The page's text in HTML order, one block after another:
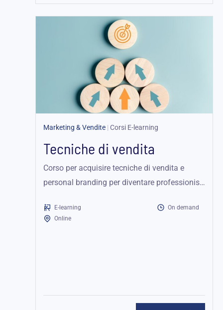
Marketing & Vendite | Corsi E-learning
Tecniche di vendita
Corso per acquisire tecniche di vendita e
personal branding per diventare professionisti
E-learning
On demand
Online